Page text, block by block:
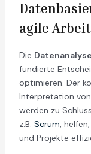
agile
Die Datenanalyse
fundierte
optimieren. Der
Interpretation von
werden zu
z.B. Scrum,
und Projekte